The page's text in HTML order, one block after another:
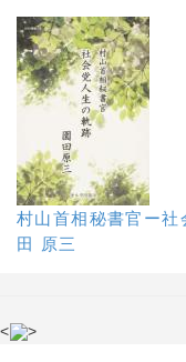
村山首相秘書官ー
田 原三
< >